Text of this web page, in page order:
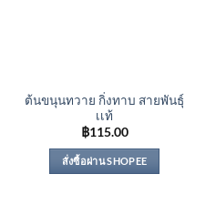
ต้นขนุนทวาย กิ่งทาบ สายพันธุ์
เเท้
฿115.00
สั่งซื้อผ่าน SHOPEE